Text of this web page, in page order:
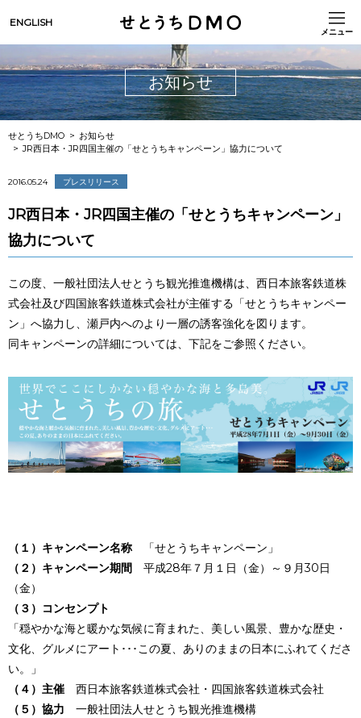
ENGLISH
メニュー
お知らせ
せとうちDMO
お知らせ
JR西日本・JR四国主催の「せとうちキャンペーン」協力について
2016.05.24 プレスリリース
JR西日本・JR四国主催の「せとうちキャンペーン」
協力について
この度、一般社団法人せとうち観光推進機構は、西日本旅客鉄道株
式会社及び四国旅客鉄道株式会社が主催する「せとうちキャンペー
ン」へ協力し、瀬戸内へのより一層の誘客強化を図ります。
同キャンペーンの詳細については、下記をご参照ください。
（１）キャンペーン名称
「せとうちキャンペーン」
（２）キャンペーン期間 平成28年７月１日（金）～９月30日
（金）
（３）コンセンプト
「穏やかな海と暖かな気候に育まれた、美しい風景、豊かな歴史・
文化、グルメにアート･･･この夏、ありのままの日本にふれてくださ
い。」
（４）主催 西日本旅客鉄道株式会社・四国旅客鉄道株式会社
（５）協力 一般社団法人せとうち観光推進機構